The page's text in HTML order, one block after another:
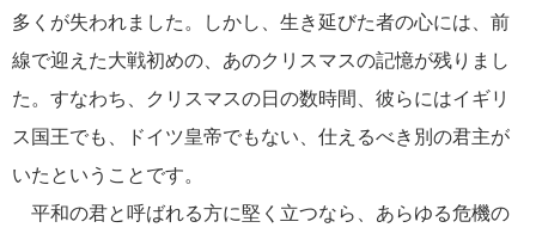
多くが失われました。しかし、生き延びた者の心には、前
線で迎えた大戦初めの、あのクリスマスの記憶が残りまし
た。すなわち、クリスマスの日の数時間、彼らにはイギリ
ス国王でも、ドイツ皇帝でもない、仕えるべき別の君主が
いたということです。
平和の君と呼ばれる方に堅く立つなら、あらゆる危機の